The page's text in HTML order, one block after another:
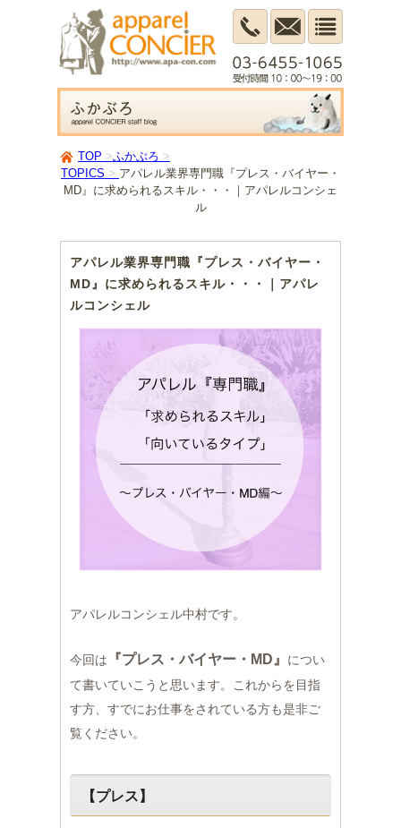
TOP
ふかぶろ
TOPICS
アパレル業界専門職『プレス・バイヤー・
MD』に求められるスキル・・・｜アパレルコンシェ
ル
アパレル業界専門職『プレス・バイヤー・
MD』に求められるスキル・・・｜アパレ
ルコンシェル
アパレルコンシェル中村です。
今回は 『プレス・バイヤー・MD』 につい
て書いていこうと思います。これからを目指
す方、すでにお仕事をされている方も是非ご
覧ください。
【プレス】